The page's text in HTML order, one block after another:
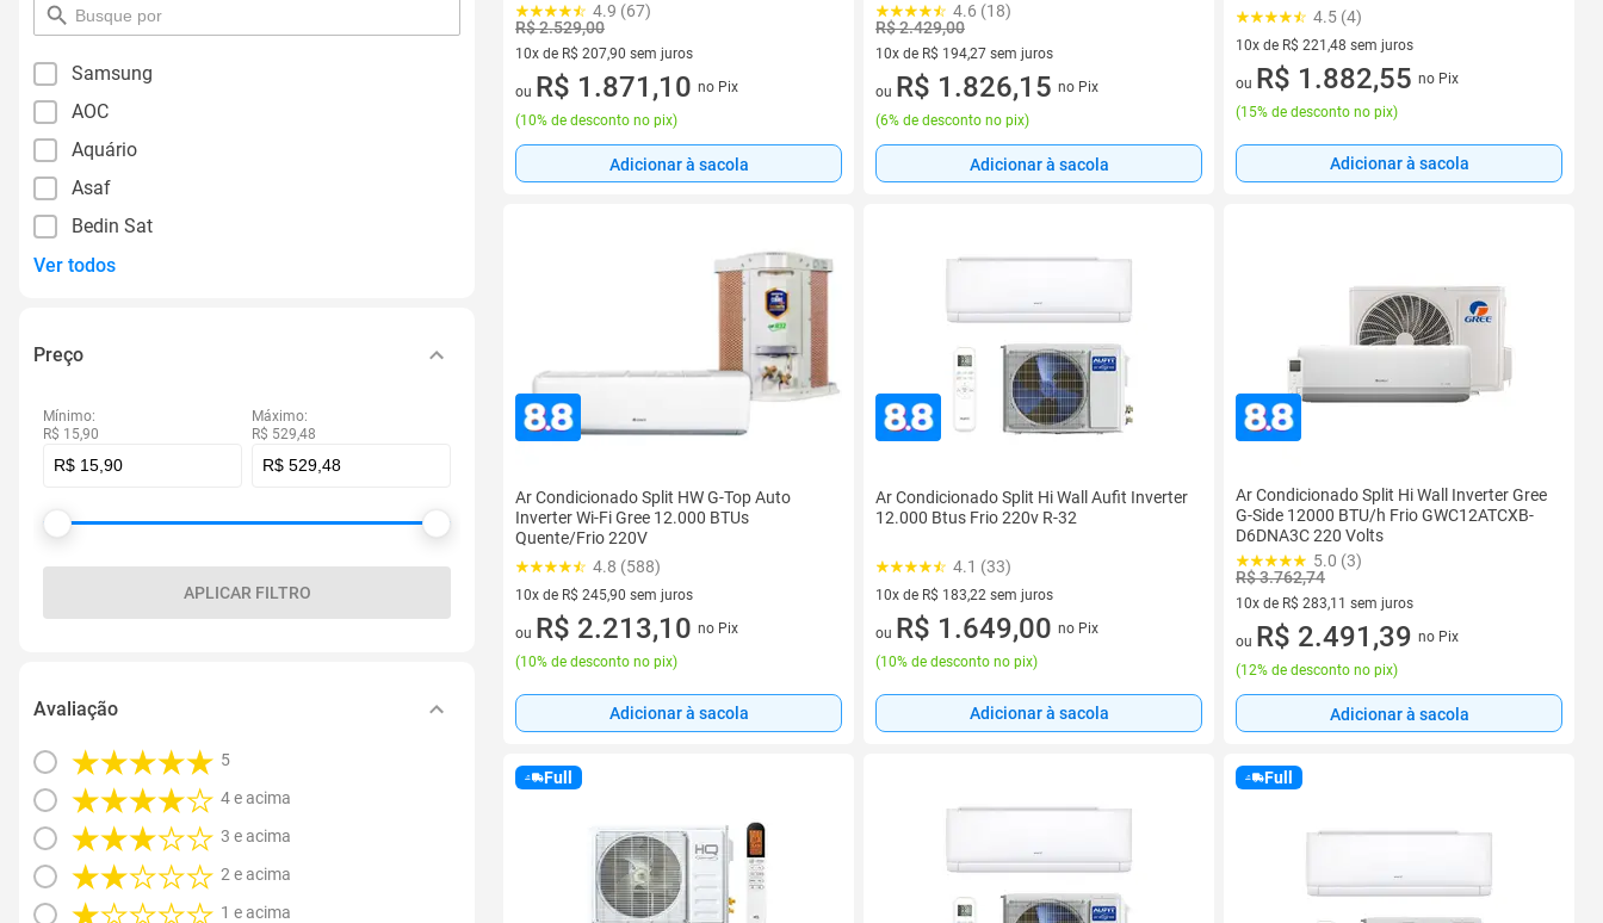
pesquisar
por
Samsung
AOC
Aquário
Asaf
Bedin Sat
Ver todos
Preço
Mínimo:
R$ 15,90
Máximo:
R$ 529,48
APLICAR FILTRO
Avaliação
5
4 e acima
3 e acima
2 e acima
1 e acima
4.9 (67)
R$ 2.529,00
10x de R$ 207,90 sem juros
10 vez de R$ 207,90 sem juros
ou R$ 1.871,10 no Pix
(10% de desconto no pix)
Adicionar à sacola
4.6 (18)
R$ 2.429,00
10x de R$ 194,27 sem juros
10 vez de R$ 194,27 sem juros
ou R$ 1.826,15 no Pix
(6% de desconto no pix)
Adicionar à sacola
4.5 (4)
10x de R$ 221,48 sem juros
10 vez de R$ 221,48 sem juros
ou R$ 1.882,55 no Pix
(15% de desconto no pix)
Adicionar à sacola
Ar Condicionado Split HW G-Top Auto
Inverter Wi-Fi Gree 12.000 BTUs
Quente/Frio 220V
4.8 (588)
10x de R$ 245,90 sem juros
10 vez de R$ 245,90 sem juros
ou R$ 2.213,10 no Pix
(10% de desconto no pix)
Adicionar à sacola
Ar Condicionado Split Hi Wall Aufit Inverter
12.000 Btus Frio 220v R-32
4.1 (33)
10x de R$ 183,22 sem juros
10 vez de R$ 183,22 sem juros
ou R$ 1.649,00 no Pix
(10% de desconto no pix)
Adicionar à sacola
Ar Condicionado Split Hi Wall Inverter Gree
G-Side 12000 BTU/h Frio GWC12ATCXB-
D6DNA3C 220 Volts
5.0 (3)
R$ 3.762,74
10x de R$ 283,11 sem juros
10 vez de R$ 283,11 sem juros
ou R$ 2.491,39 no Pix
(12% de desconto no pix)
Adicionar à sacola
Full Full